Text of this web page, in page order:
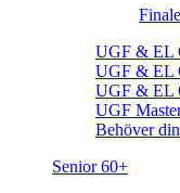
UGF & EL
UGF & EL
UGF & EL
UGF
Behöver
Senior 60+